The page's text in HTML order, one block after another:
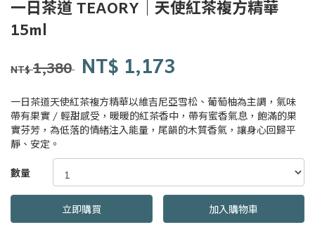
一日茶道 TEAORY｜天使紅茶複方精華
15ml
Y0027
一日
lit-
tê-
NT$1,380 NT$ 1,173
一日茶道天使紅茶複方精華以維吉尼亞雪松、葡萄柚為主調，氣味
帶有果實 / 輕甜感受，暖暖的紅茶香中，帶有蜜香氣息，飽滿的果
實芬芳，為低落的情緒注入能量，尾韻的木質香氣，讓身心回歸平
靜、安定。
GOODS000000000000000011526
數量
立即購買 加入購物車